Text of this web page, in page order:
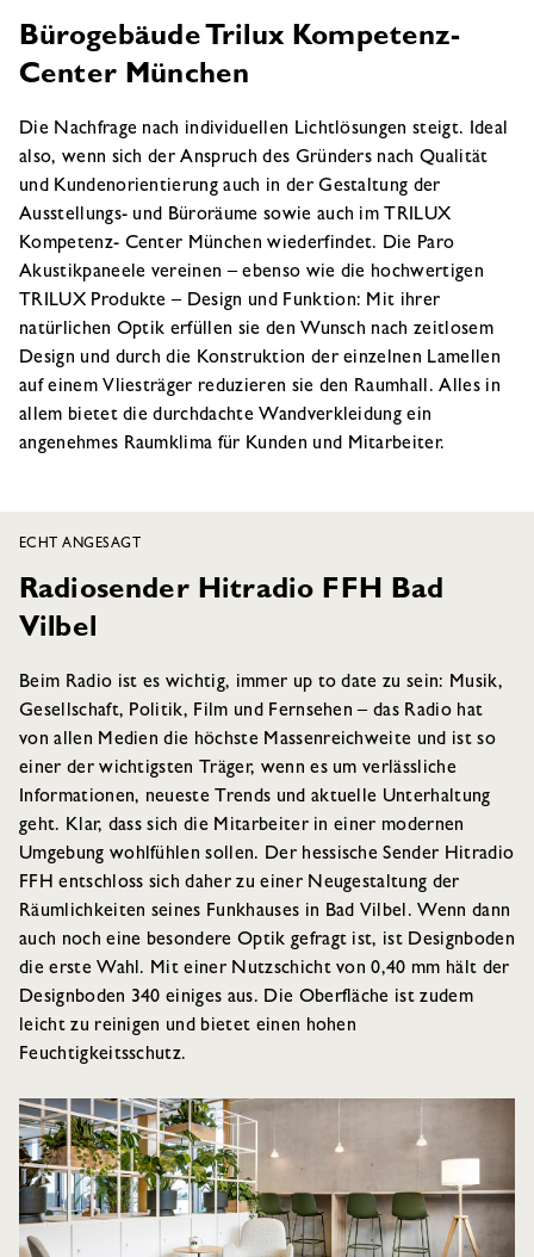
Bürogebäude Trilux Kompetenz-
Center München
Die Nachfrage nach individuellen Lichtlösungen steigt. Ideal
also, wenn sich der Anspruch des Gründers nach Qualität
und Kundenorientierung auch in der Gestaltung der
Ausstellungs- und Büroräume sowie auch im TRILUX
Kompetenz- Center München wiederfindet. Die Paro
Akustikpaneele vereinen – ebenso wie die hochwertigen
TRILUX Produkte – Design und Funktion: Mit ihrer
natürlichen Optik erfüllen sie den Wunsch nach zeitlosem
Design und durch die Konstruktion der einzelnen Lamellen
auf einem Vliesträger reduzieren sie den Raumhall. Alles in
allem bietet die durchdachte Wandverkleidung ein
angenehmes Raumklima für Kunden und Mitarbeiter.
ECHT ANGESAGT
Radiosender Hitradio FFH Bad
Vilbel
Beim Radio ist es wichtig, immer up to date zu sein: Musik,
Gesellschaft, Politik, Film und Fernsehen – das Radio hat
von allen Medien die höchste Massenreichweite und ist so
einer der wichtigsten Träger, wenn es um verlässliche
Informationen, neueste Trends und aktuelle Unterhaltung
geht. Klar, dass sich die Mitarbeiter in einer modernen
Umgebung wohlfühlen sollen. Der hessische Sender Hitradio
FFH entschloss sich daher zu einer Neugestaltung der
Räumlichkeiten seines Funkhauses in Bad Vilbel. Wenn dann
auch noch eine besondere Optik gefragt ist, ist Designboden
die erste Wahl. Mit einer Nutzschicht von 0,40 mm hält der
Designboden 340 einiges aus. Die Oberfläche ist zudem
leicht zu reinigen und bietet einen hohen
Feuchtigkeitsschutz.